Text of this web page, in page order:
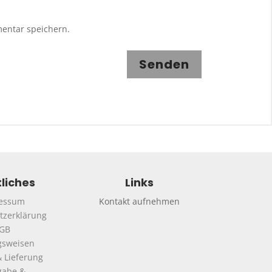
speichern.
Senden
Lieferung
Links
Kontakt aufnehmen